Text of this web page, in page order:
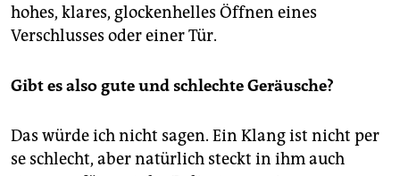
hohes, klares, glockenhelles Öffnen eines
Verschlusses oder einer Tür.
Gibt es also gute und schlechte Geräusche?
Das würde ich nicht sagen. Ein Klang ist nicht per
se schlecht, aber natürlich steckt in ihm auch